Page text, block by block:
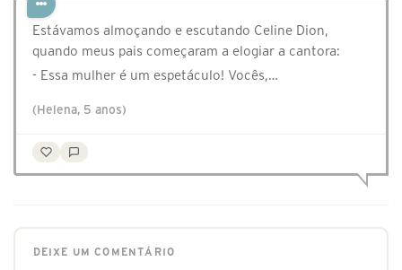
Estávamos almoçando e escutando Celine Dion,
quando meus pais começaram a elogiar a cantora:
- Essa mulher é um espetáculo! Vocês,…
(Helena, 5 anos)
DEIXE UM COMENTÁRIO